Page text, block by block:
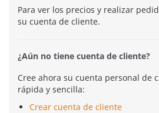
Para ver los precios y realizar
su cuenta de cliente.
¿Aún no tiene cuenta de cliente?
Cree ahora su cuenta personal de
rápida y sencilla:
Crear cuenta de cliente